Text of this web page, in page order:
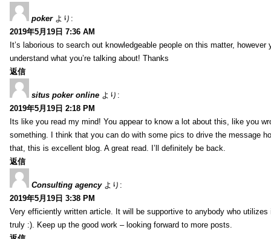
poker より:
2019年5月19日 7:36 AM
It’s laborious to search out knowledgeable people on this matter, however
understand what you’re talking about! Thanks
返信
situs poker online より:
2019年5月19日 2:18 PM
Its like you read my mind! You appear to know a lot about this, like you
something. I think that you can do with some pics to drive the message
that, this is excellent blog. A great read. I’ll definitely be back.
返信
Consulting agency より:
2019年5月19日 3:38 PM
Very efficiently written article. It will be supportive to anybody who
truly :). Keep up the good work – looking forward to more posts.